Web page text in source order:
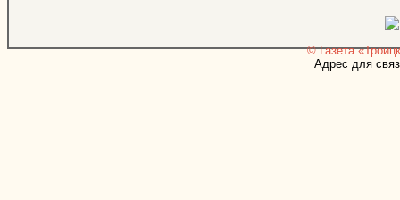
© Газета
Адрес для